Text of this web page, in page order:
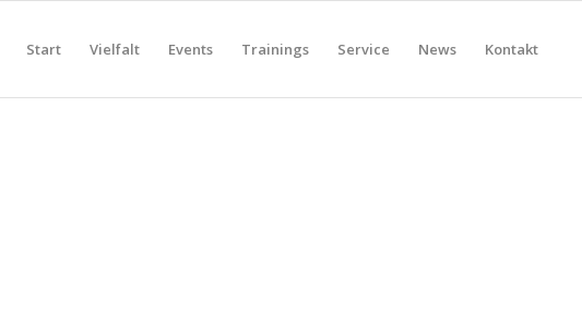
Start Vielfalt Events Trainings Service News Kontakt